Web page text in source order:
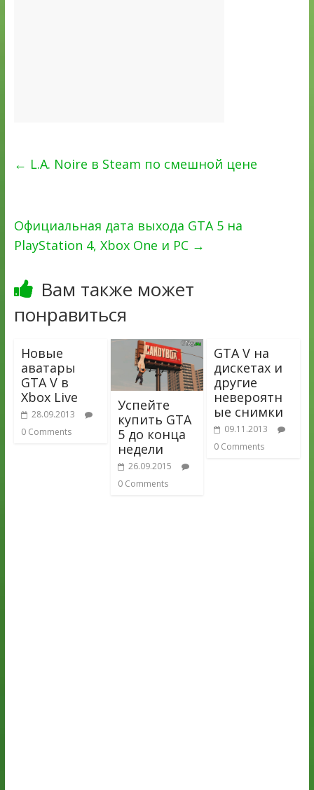
← L.A. Noire в Steam по смешной цене
Официальная дата выхода GTA 5 на
PlayStation 4, Xbox One и PC →
Вам также может
понравиться
Новые
аватары
GTA V в
Xbox Live
28.09.2013
0 Comments
Успейте
купить GTA
5 до конца
недели
26.09.2015
0 Comments
GTA V на
дискетах и
другие
невероятн
ые снимки
09.11.2013
0 Comments